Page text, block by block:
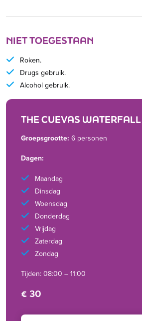
NIET TOEGESTAAN
Roken.
Drugs gebruik.
Alcohol gebruik.
THE CUEVAS
Groepsgrootte: 6 personen
Dagen:
Maandag
Dinsdag
Woensdag
Donderdag
Vrijdag
Zaterdag
Zondag
Tijden: 08:00 – 11:00
€ 30